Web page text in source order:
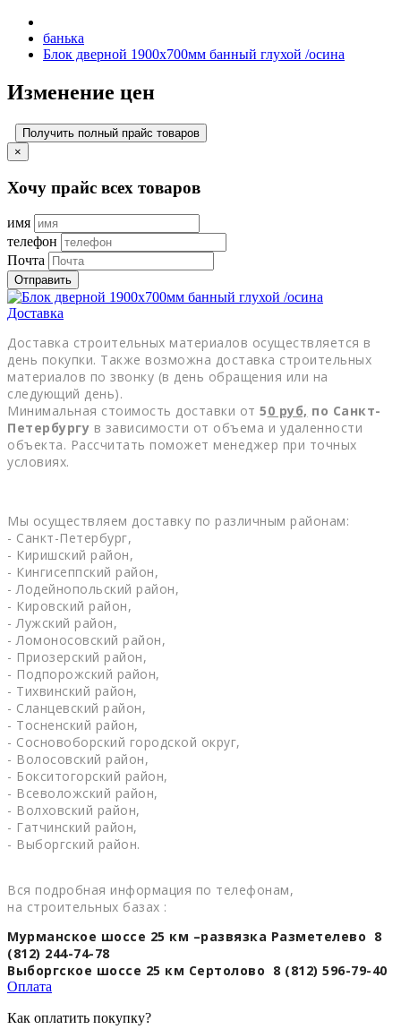
банька
Блок дверной 1900х700мм банный глухой /осина
Изменение цен
Получить полный прайс товаров
×
Хочу прайс всех товаров
имя
телефон
Почта
Отправить
Доставка
Доставка строительных материалов осуществляется в
день покупки. Также возможна доставка строительных
материалов по звонку (в день обращения или на
следующий день).
Минимальная стоимость доставки от 50 руб, по Санкт-
Петербургу в зависимости от объема и удаленности
объекта. Рассчитать поможет менеджер при точных
условиях.
Мы осуществляем доставку по различным районам:
- Санкт-Петербург,
- Киришский район,
- Кингисеппский район,
- Лодейнопольский район,
- Кировский район,
- Лужский район,
- Ломоносовский район,
- Приозерский район,
- Подпорожский район,
- Тихвинский район,
- Сланцевский район,
- Тосненский район,
- Сосновоборский городской округ,
- Волосовский район,
- Бокситогорский район,
- Всеволожский район,
- Волховский район,
- Гатчинский район,
- Выборгский район.
Вся подробная информация по телефонам,
на строительных базах :
Мурманское шоссе 25 км –развязка Разметелево 8
(812) 244-74-78
Выборгское шоссе 25 км Сертолово 8 (812) 596-79-40
Оплата
Как оплатить покупку?